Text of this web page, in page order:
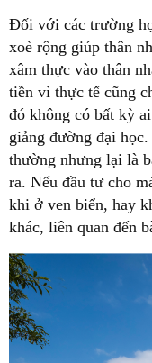
Đối với các trường
xoè rộng giúp thân
xâm thực vào thân
tiền vì thực tế cũng
đó không có bất kỳ
giảng đường đại
thường nhưng lại là
ra. Nếu đầu tư cho
khi ở ven biển, hay
khác, liên quan đến